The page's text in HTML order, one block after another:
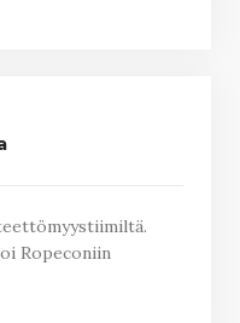
Ropeconiin